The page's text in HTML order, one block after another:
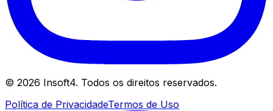
© 2026 Insoft4. Todos os direitos reservados.
Política de PrivacidadeTermos de Uso